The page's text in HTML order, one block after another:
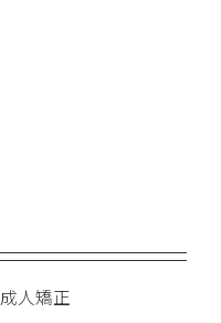
成人矯正